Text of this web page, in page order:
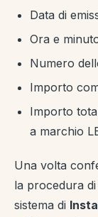
Data di
Ora e
Numero
Importo
Importo
a marchio
Una volta
la procedura
sistema di